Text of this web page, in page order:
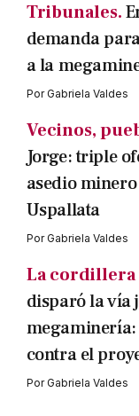
Tribunales.
demanda
a la
PorGabriela Valdes
Vecinos,
Jorge: triple
asedio
Uspallata
PorGabriela Valdes
La cordillera
disparó la vía
contra el
PorGabriela Valdes